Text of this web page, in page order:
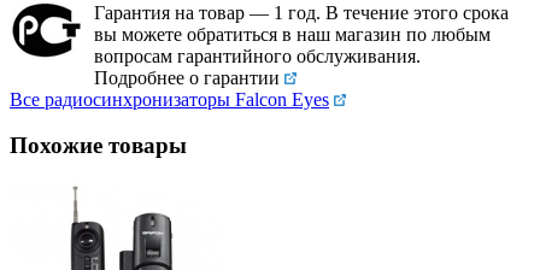
Гарантия на товар — 1 год. В течение этого срока
вы можете обратиться в наш магазин по любым
вопросам гарантийного обслуживания.
Подробнее о гарантии
Все радиосинхронизаторы Falcon Eyes
Похожие товары